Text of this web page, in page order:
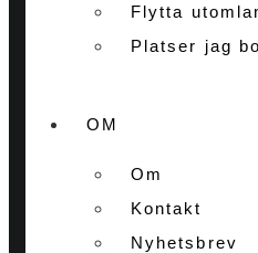
Flytta
Platser jag
OM
Om
Kontakt
Nyhetsbrev